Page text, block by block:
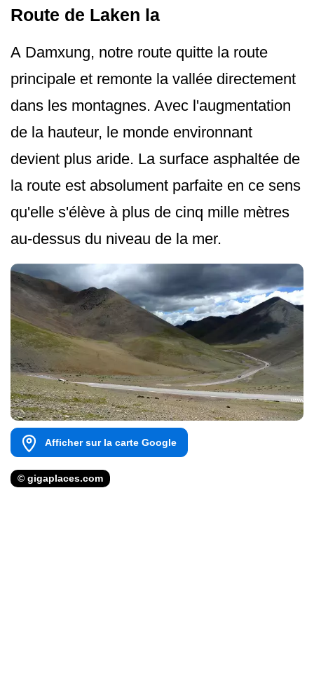
Route de Laken la
A Damxung, notre route quitte la route
principale et remonte la vallée directement
dans les montagnes. Avec l'augmentation
de la hauteur, le monde environnant
devient plus aride. La surface asphaltée de
la route est absolument parfaite en ce sens
qu'elle s'élève à plus de cinq mille mètres
au-dessus du niveau de la mer.
Afficher sur la carte Google
© gigaplaces.com